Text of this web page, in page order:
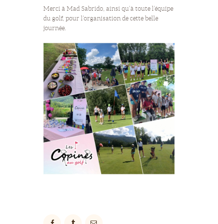
Merci à Mad Sabrido, ainsi qu’à toute l’équipe
du golf, pour l’organisation de cette belle
journée.